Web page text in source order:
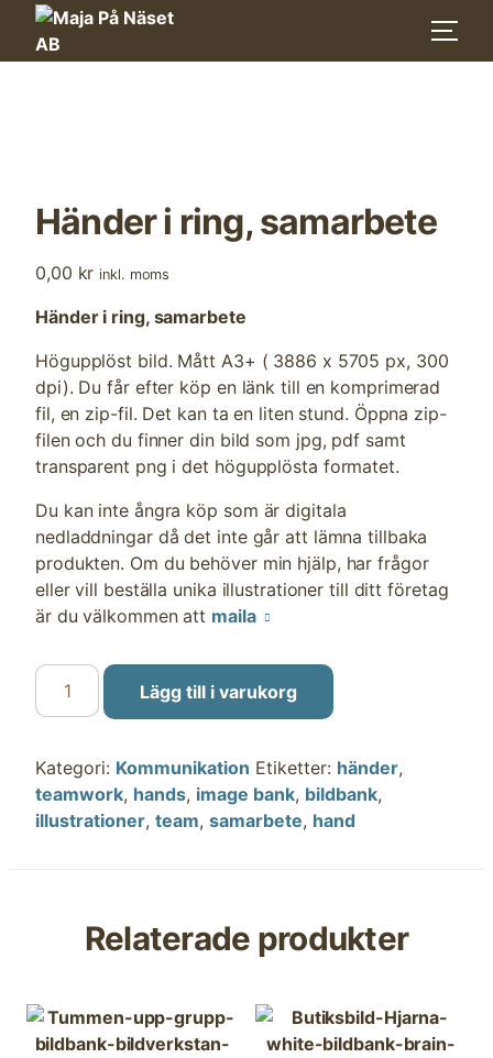
Händer i ring, samarbete
0,00 kr inkl. moms
Händer i ring, samarbete
Högupplöst bild. Mått A3+ ( 3886 x 5705 px, 300
dpi). Du får efter köp en länk till en komprimerad
fil, en zip-fil. Det kan ta en liten stund. Öppna zip-
filen och du finner din bild som jpg, pdf samt
transparent png i det högupplösta formatet.
Du kan inte ångra köp som är digitala
nedladdningar då det inte går att lämna tillbaka
produkten. Om du behöver min hjälp, har frågor
eller vill beställa unika illustrationer till ditt företag
är du välkommen att maila
Händer
i
samarbete
mängd
Lägg till i varukorg
Kategori: Kommunikation Etiketter: händer,
teamwork, hands, image bank, bildbank,
illustrationer, team, samarbete, hand
Relaterade produkter